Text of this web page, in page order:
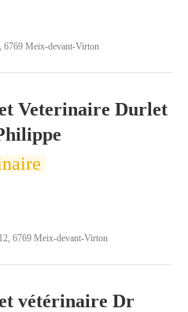
6769 Meix-devant-Virton
Veterinaire Durlet
6769 Meix-devant-Virton
vétérinaire Dr